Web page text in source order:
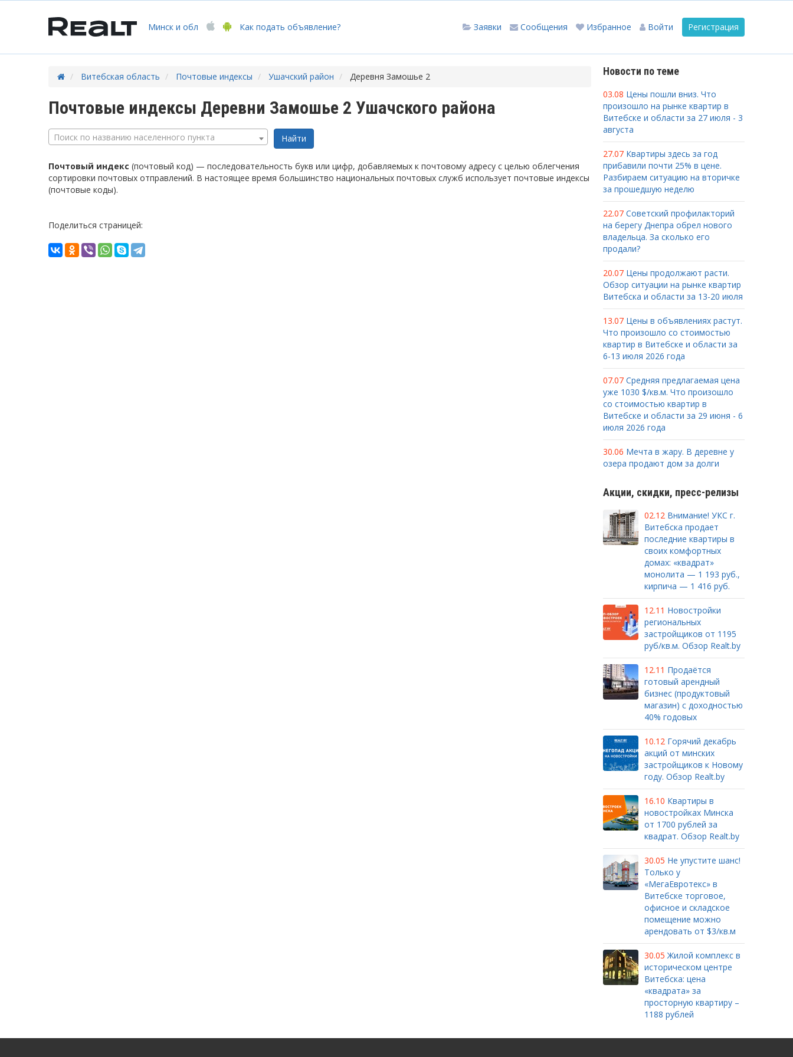
Минск и обл Как подать объявление? Регистрация
Войти
Избранное
Сообщения
Заявки
Витебская область Почтовые индексы Ушачский район Деревня Замошье 2
Почтовые индексы Деревни Замошье 2 Ушачского района
Поиск по названию населенного пункта
Почтовый индекс (почтовый код) — последовательность букв или цифр, добавляемых к почтовому адресу с целью облегчения
сортировки почтовых отправлений. В настоящее время большинство национальных почтовых служб использует почтовые индексы
(почтовые коды).
Поделиться страницей:
Новости по теме
03.08 Цены пошли вниз. Что
произошло на рынке квартир в
Витебске и области за 27 июля - 3
августа
27.07 Квартиры здесь за год
прибавили почти 25% в цене.
Разбираем ситуацию на вторичке
за прошедшую неделю
22.07 Советский профилакторий
на берегу Днепра обрел нового
владельца. За сколько его
продали?
20.07 Цены продолжают расти.
Обзор ситуации на рынке квартир
Витебска и области за 13-20 июля
13.07 Цены в объявлениях растут.
Что произошло со стоимостью
квартир в Витебске и области за
6-13 июля 2026 года
07.07 Средняя предлагаемая цена
уже 1030 $/кв.м. Что произошло
со стоимостью квартир в
Витебске и области за 29 июня - 6
июля 2026 года
30.06 Мечта в жару. В деревне у
озера продают дом за долги
Акции, скидки, пресс-релизы
02.12 Внимание! УКС г.
Витебска продает
последние квартиры в
своих комфортных
домах: «квадрат»
монолита — 1 193 руб.,
кирпича — 1 416 руб.
12.11 Новостройки
региональных
застройщиков от 1195
руб/кв.м. Обзор Realt.by
12.11 Продаётся
готовый арендный
бизнес (продуктовый
магазин) с доходностью
40% годовых
10.12 Горячий декабрь
акций от минских
застройщиков к Новому
году. Обзор Realt.by
16.10 Квартиры в
новостройках Минска
от 1700 рублей за
квадрат. Обзор Realt.by
30.05 Не упустите шанс!
Только у
«МегаЕвротекс» в
Витебске торговое,
офисное и складское
помещение можно
арендовать от $3/кв.м
30.05 Жилой комплекс в
историческом центре
Витебска: цена
«квадрата» за
просторную квартиру –
1188 рублей